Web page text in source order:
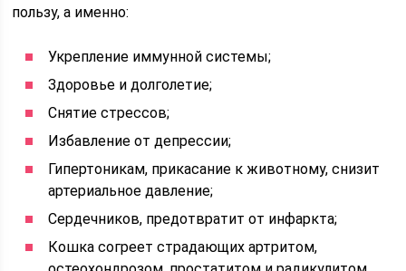
пользу, а именно:
Укрепление иммунной системы;
Здоровье и долголетие;
Снятие стрессов;
Избавление от депрессии;
Гипертоникам, прикасание к животному, снизит
артериальное давление;
Сердечников, предотвратит от инфаркта;
Кошка согреет страдающих артритом,